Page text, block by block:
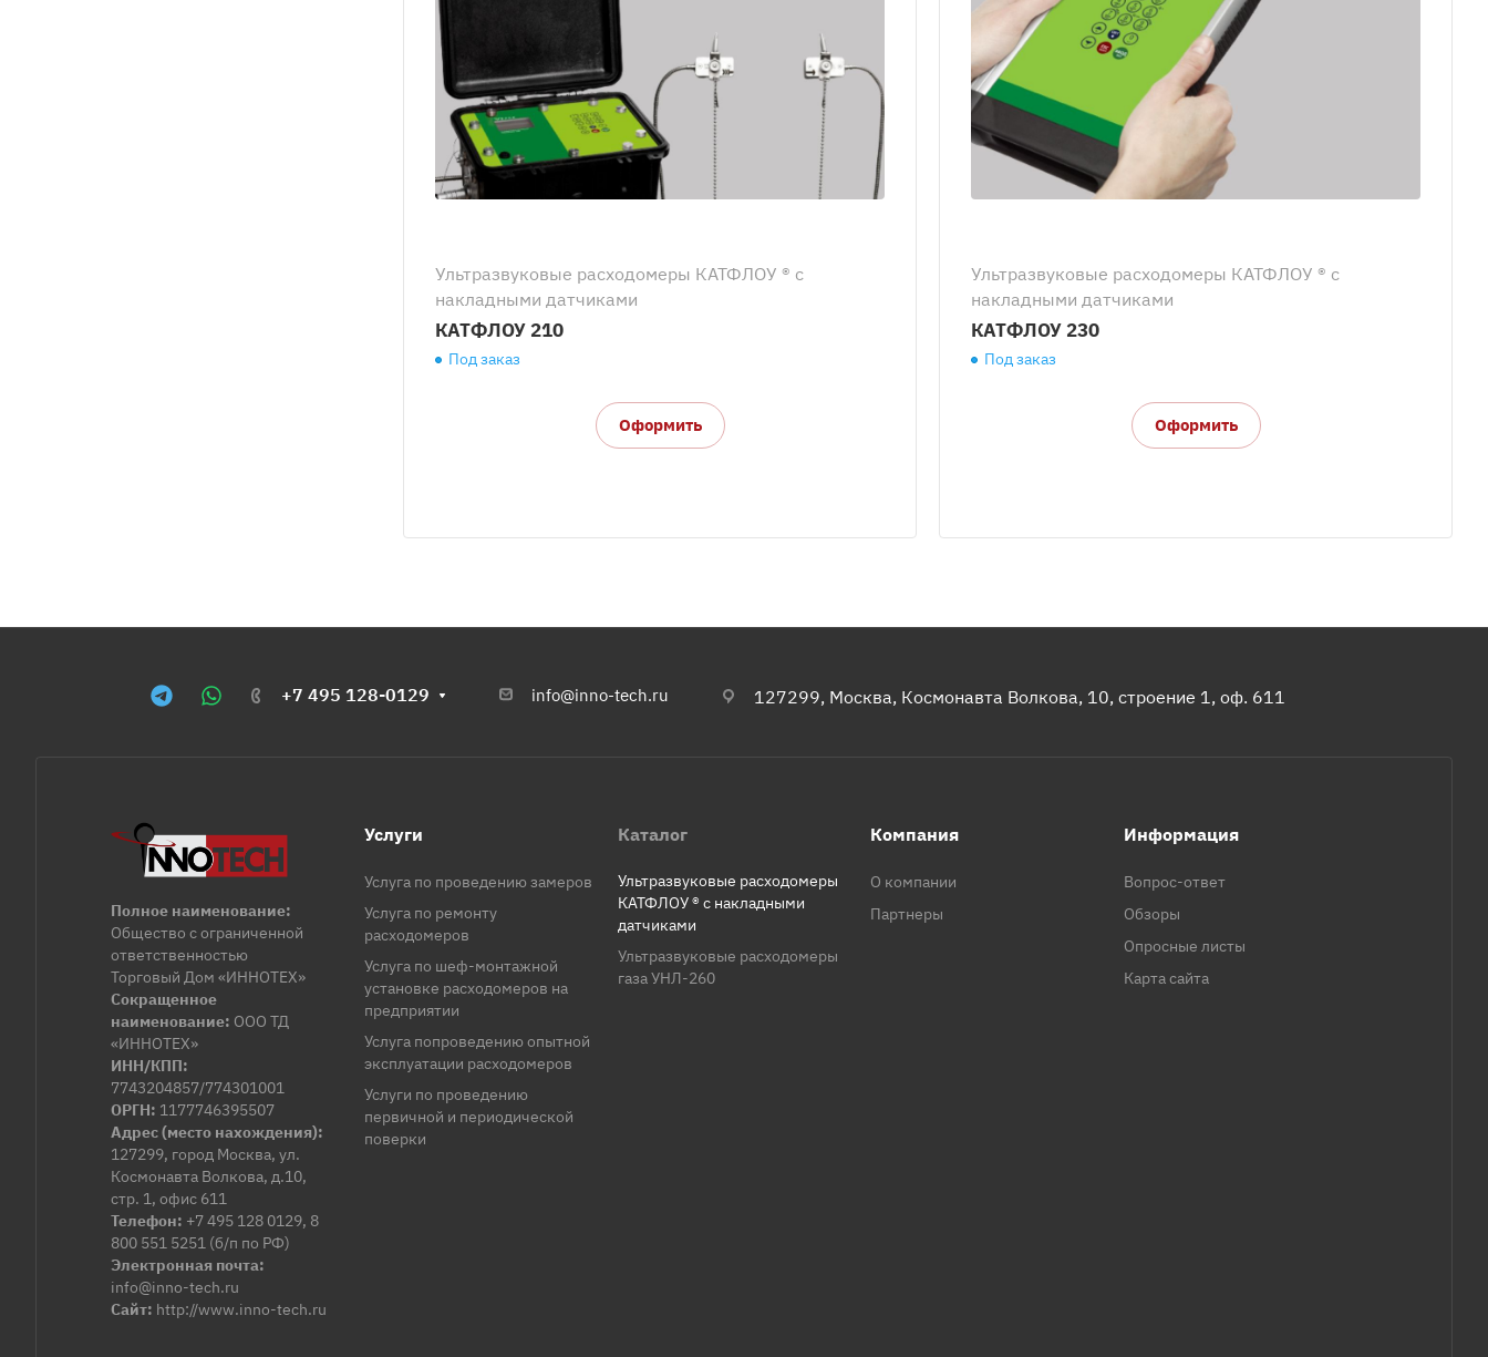
Ультразвуковые расходомеры КАТФЛОУ ® с
накладными датчиками
КАТФЛОУ 210
Под заказ
Оформить
Ультразвуковые расходомеры КАТФЛОУ ® с
накладными датчиками
КАТФЛОУ 230
Под заказ
Оформить
+7 495 128-0129 info@inno-tech.ru 127299, Москва, Космонавта Волкова, 10, строение 1, оф. 611
Полное наименование:
Общество с ограниченной
ответственностью
Торговый Дом «ИННОТЕХ»
Сокращенное
наименование: ООО ТД
«ИННОТЕХ»
ИНН/КПП:
7743204857/774301001
ОРГН: 1177746395507
Адрес (место нахождения):
127299, город Москва, ул.
Космонавта Волкова, д.10,
стр. 1, офис 611
Телефон: +7 495 128 0129, 8
800 551 5251 (б/п по РФ)
Электронная почта:
info@inno-tech.ru
Сайт: http://www.inno-tech.ru
Услуги
Услуга по проведению замеров
Услуга по ремонту
расходомеров
Услуга по шеф-монтажной
установке расходомеров на
предприятии
Услуга попроведению опытной
эксплуатации расходомеров
Услуги по проведению
первичной и периодической
поверки
Каталог
Ультразвуковые расходомеры
КАТФЛОУ ® с накладными
датчиками
Ультразвуковые расходомеры
газа УНЛ-260
Компания
О компании
Партнеры
Информация
Вопрос-ответ
Обзоры
Опросные листы
Карта сайта